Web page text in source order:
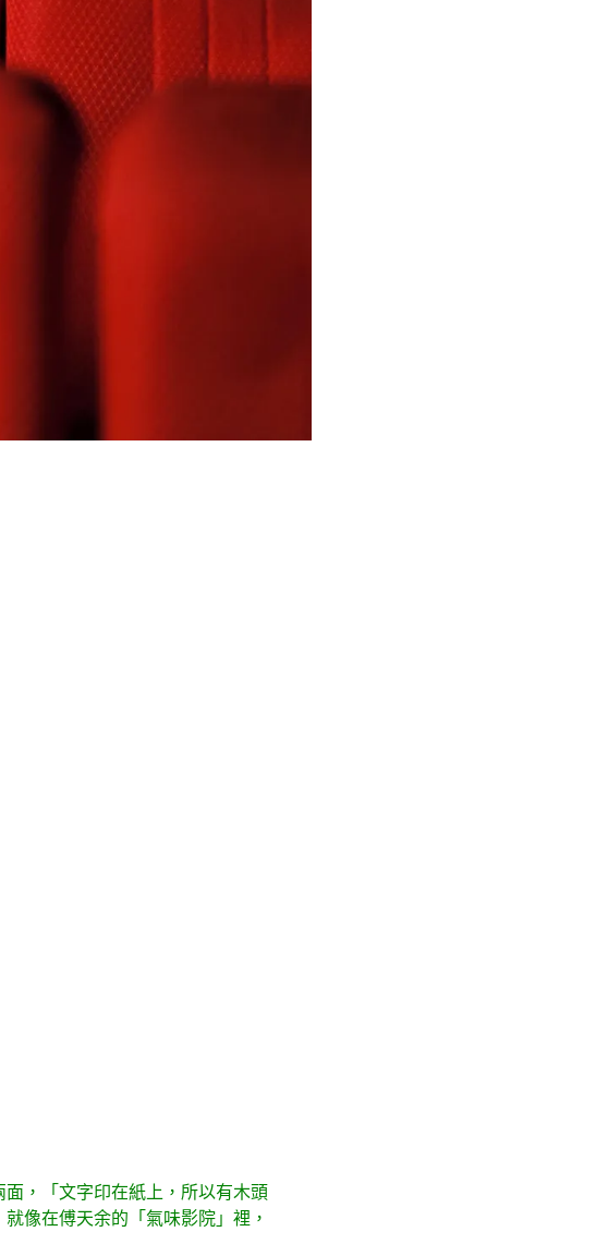
，「文字印在紙上，所以有木頭
像在傅天余的「氣味影院」裡，